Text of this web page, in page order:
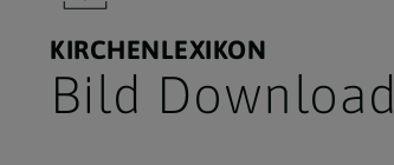
KIRCHENLEXIKON
Bild Download